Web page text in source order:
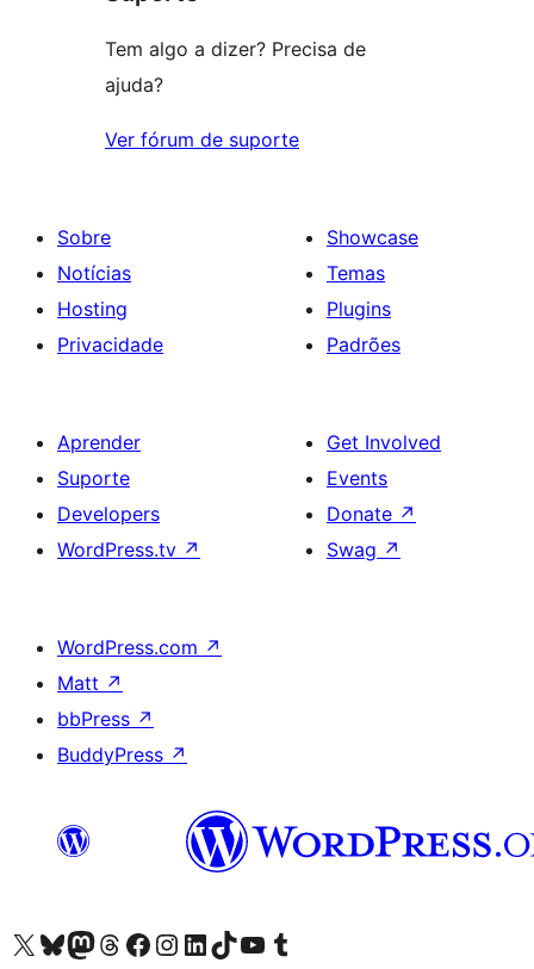
Tem algo a dizer? Precisa de
ajuda?
Ver fórum de suporte
Sobre
Notícias
Hosting
Privacidade
Showcase
Temas
Plugins
Padrões
Aprender
Suporte
Developers
WordPress.tv ↗
Get Involved
Events
Donate ↗
Swag ↗
WordPress.com ↗
Matt ↗
bbPress ↗
BuddyPress ↗
Visite a nossa conta X (antigo Twitter)
Visit our Bluesky account
Visit our Mastodon account
Visit our Threads account
Visite a nossa página do Facebook
Visite a nossa conta no Instagram
Visite a nossa conta no LinkedIn
Visit our TikTok account
Visit our YouTube channel
Visit our Tumblr account